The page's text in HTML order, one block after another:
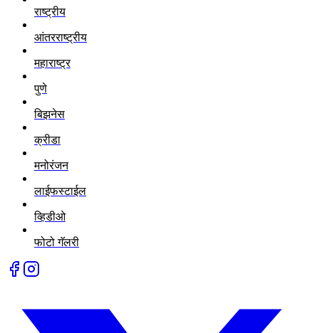
राष्ट्रीय
आंतरराष्ट्रीय
महाराष्ट्र
पुणे
बिझनेस
क्रीडा
मनोरंजन
लाईफस्टाईल
व्हिडीओ
फोटो गॅलरी